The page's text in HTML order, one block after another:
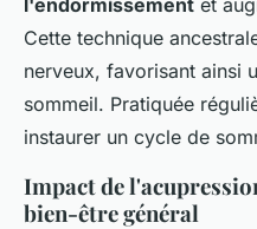
l'endormissement et
Cette technique
nerveux, favorisant ainsi
sommeil. Pratiquée
instaurer un cycle de
Impact de
bien-être général